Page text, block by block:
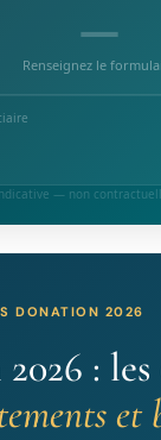
—
Renseignez le
— non
DONATION 2026
:
et